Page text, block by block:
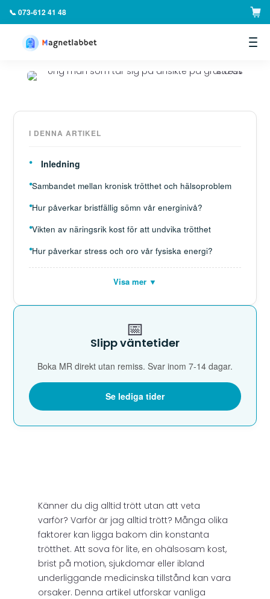
📞 073-612 41 48
Känner du dig alltid trött utan att veta
varför? Varför är jag alltid trött? Många olika
faktorer kan ligga bakom din konstanta
trötthet. Att sova för lite, en ohälsosam kost,
brist på motion, sjukdomar eller ibland
underliggande medicinska tillstånd kan vara
orsaker. Denna artikel utforskar vanliga
I DENNA ARTIKEL
Inledning
Sambandet mellan kronisk trötthet och hälsoproblem
Hur påverkar bristfällig sömn vår energinivå?
Vikten av näringsrik kost för att undvika trötthet
Hur påverkar stress och oro vår fysiska energi?
Visa mer ▼
📅
Slipp väntetider
Boka MR direkt utan remiss. Svar inom 7-14 dagar.
Se lediga tider